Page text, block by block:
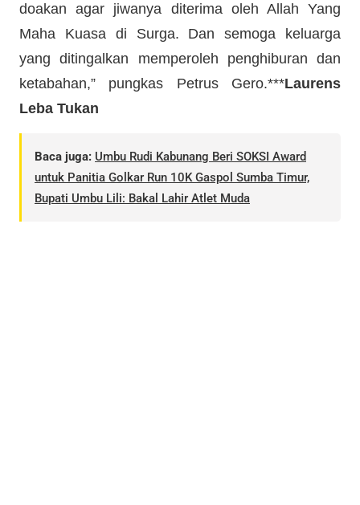
doakan agar jiwanya diterima oleh Allah Yang
Maha Kuasa di Surga. Dan semoga keluarga
yang ditingalkan memperoleh penghiburan dan
ketabahan,” pungkas Petrus Gero.***Laurens
Leba Tukan
Baca juga: Umbu Rudi Kabunang Beri SOKSI Award
untuk Panitia Golkar Run 10K Gaspol Sumba Timur,
Bupati Umbu Lili: Bakal Lahir Atlet Muda